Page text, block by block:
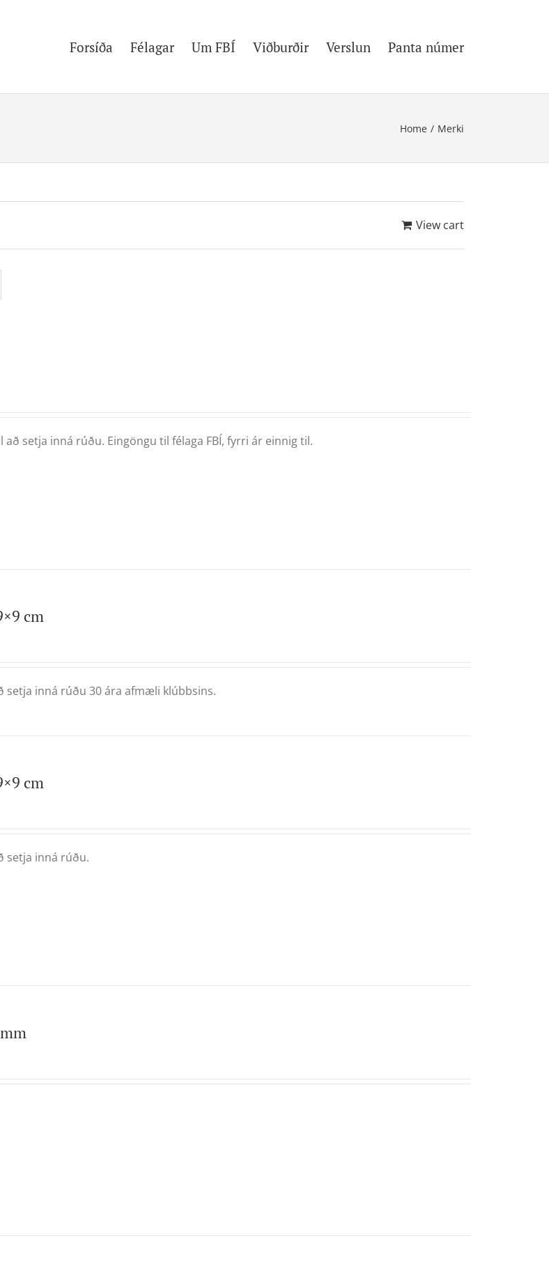
Forsíða Félagar Um FBÍ Viðburðir Verslun Panta númer
Home / Merki
View cart
setja inná rúðu. Eingöngu til félaga FBÍ, fyrri ár einnig til.
cm
setja inná rúðu 30 ára afmæli klúbbsins.
cm
setja inná rúðu.